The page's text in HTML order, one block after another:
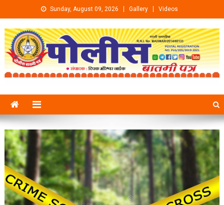
Skip to content Sunday, August 09, 2026 Gallery Videos